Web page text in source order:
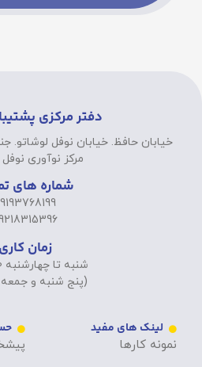
دفتر مرکزی
مرکز نوآوری
شماره های
زمان کاری
شنبه تا چهارشنبه 10 الی 18
(پنج شنبه و
لینک های مفید
نمونه کارها